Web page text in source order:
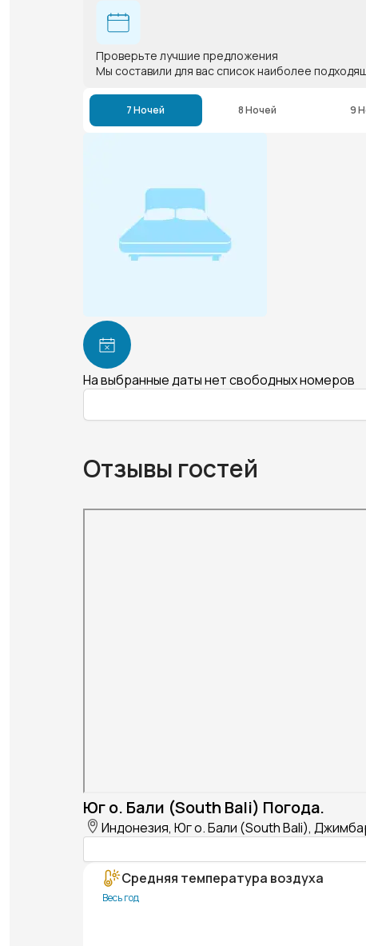
Проверьте лучшие предложения
Мы составили для вас список наиболее
7 Ночей 8 Ночей 9
На выбранные даты нет свободных номеров
Отзывы гостей
Юг о. Бали (South Bali) Погода.
Индонезия, Юг о. Бали (South Bali),
Средняя температура воздуха
Весь год